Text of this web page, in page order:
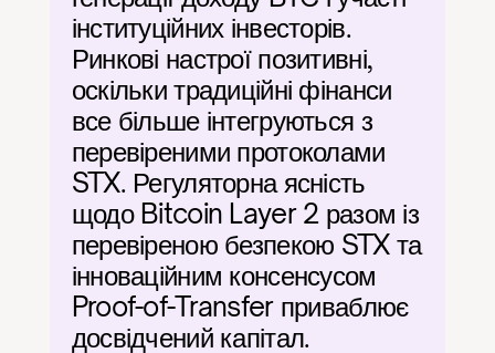
інституційних інвесторів.
Ринкові настрої позитивні,
оскільки традиційні фінанси
все більше інтегруються з
перевіреними протоколами
STX. Регуляторна ясність
щодо Bitcoin Layer 2 разом із
перевіреною безпекою STX та
інноваційним консенсусом
Proof-of-Transfer приваблює
досвідчений капітал.